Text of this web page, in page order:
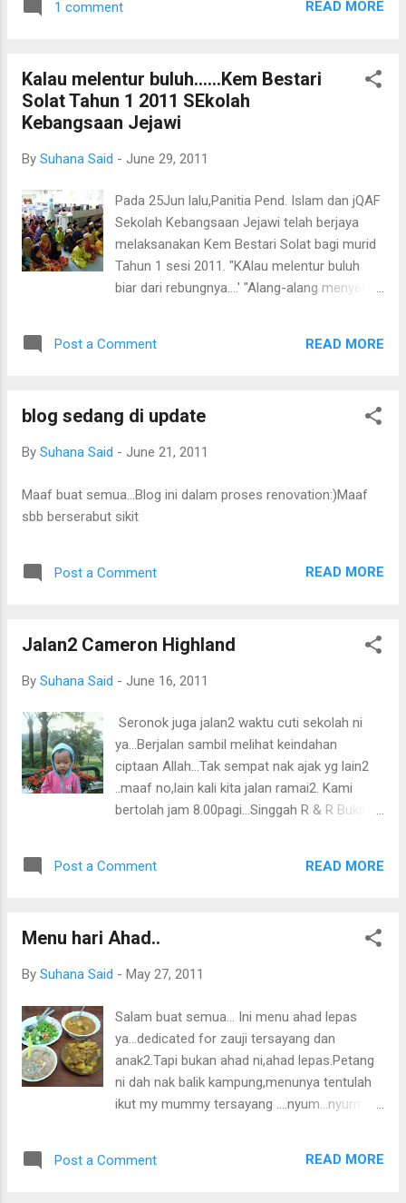
Doc,biasanya virus ni boleh hidup di badan
tidak bertindakbalas,mungkin dalam tempoh
14 hari ia akan hidup pada sesiapa yg
berhampiran.Haseef berisiko mendapat j...
berserah Terimalahku hambaMu Allah HambaMu Allah Untuk
1 comment READ MORE
Kalau melentur buluh......Kem Bestari
Solat Tahun 1 2011 SEkolah
Kebangsaan Jejawi
By Suhana Said - June 29, 2011
Pada 25Jun lalu,Panitia Pend. Islam dan jQAF
Sekolah Kebangsaan Jejawi telah berjaya
melaksanakan Kem Bestari Solat bagi murid
Tahun 1 sesi 2011. "KAlau melentur buluh
biar dari rebungnya....' "Alang-alang menyeluk
Ahakss...macam cekgu Bm pulak.Bukan
,dan tugasan lain...pulak tu,buat pulak hari
amanah....Tentu ramai guru yang akan
bila overtime kerja,kan? :) Tentatif program :
Kepentingan wuduk,anggota wuduk ,cara
12.00 pagi : Bersurai Silalah view gambar ya...
Peserta mendengar ceramah tentang wuduk
oleh Ustaz Sobri dari Sek Keb Dat...
Post a Comment READ MORE
blog sedang di update
By Suhana Said - June 21, 2011
Maaf buat semua...Blog ini dalam proses renovation:)Maaf
sbb berserabut sikit
Post a Comment READ MORE
Jalan2 Cameron Highland
By Suhana Said - June 16, 2011
Seronok juga jalan2 waktu cuti sekolah ni
ya...Berjalan sambil melihat keindahan
ciptaan Allah...Tak sempat nak ajak yg lain2
..maaf no,lain kali kita jalan ramai2. Kami
bertolah jam 8.00pagi...Singgah R & R Bukit
melihat pemandangan bukit bukau dan
ambil gambo...seriusnye dik... Kami pusing2
takde tempat...Check in di hotel Casa De La
Mashoor Ini dari pakcik google..saya tak
sempat snap..sibuk dengan haseef
Nyummy... Kakak yang sgt teruja nak petik
strawberry...tp cian dia tak bole...sabo ya
kakak strawberry masakk...tp masam jg
dalam Taman Rama2..bayarannya rm
Post a Comment READ MORE
Menu hari Ahad..
By Suhana Said - May 27, 2011
Salam buat semua... Ini menu ahad lepas
ya...dedicated for zauji tersayang dan
anak2.Tapi bukan ahad ni,ahad lepas.Petang
ni dah nak balik kampung,menunya tentulah
ikut my mummy tersayang ....nyum...nyum 4
la buat2 sibuk sama.Nak nasi,nak sudu,nak
Post a Comment READ MORE